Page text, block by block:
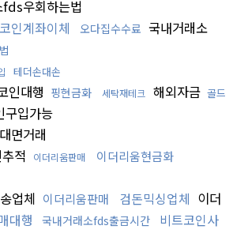
fds우회하는법
인계좌이체 오다집수수료 국내거래소
테더손대손
인대행 핑현금화 세탁재테크 해외자금 골드
구입가능
면거래
적 이더리움판매 이더리움현금화
업체 이더리움판매 검돈믹싱업체 이더
대행 국내거래소fds출금시간
비트코인사